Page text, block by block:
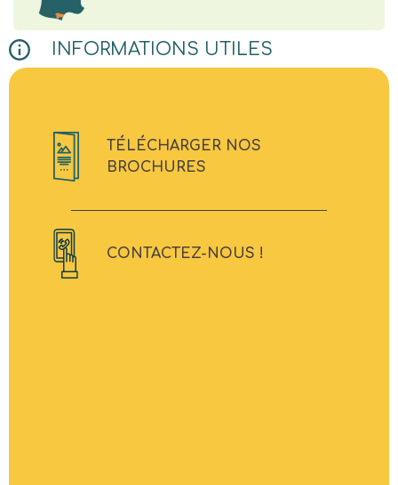
INFORMATIONS UTILES
TÉLÉCHARGER NOS
BROCHURES
CONTACTEZ-NOUS !